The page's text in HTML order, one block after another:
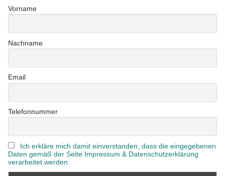
Vorname
Nachname
Email
Telefonnummer
Ich erkläre mich damit einverstanden, dass die eingegebenen
Daten gemäß der Seite Impressum & Datenschutzerklärung
verarbeitet werden.